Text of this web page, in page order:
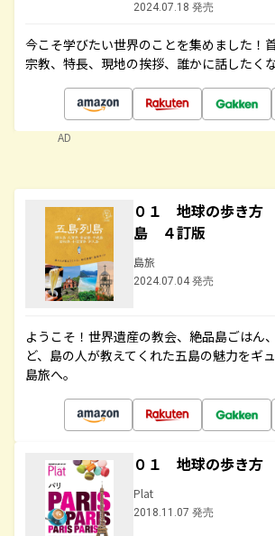
2024.07.18 発売
今こそ学びたい世界のことを集めました！
宗教、特長、現地の挨拶、誰かに話したく
AD
０１ 地球の歩き
島 ４訂版
島旅
2024.07.04 発売
ようこそ！世界遺産の教会、絶品島ごはん
ど、島の人が教えてくれた五島の魅力をギ
島旅へ。
０１ 地球の歩き
Plat
2018.11.07 発売